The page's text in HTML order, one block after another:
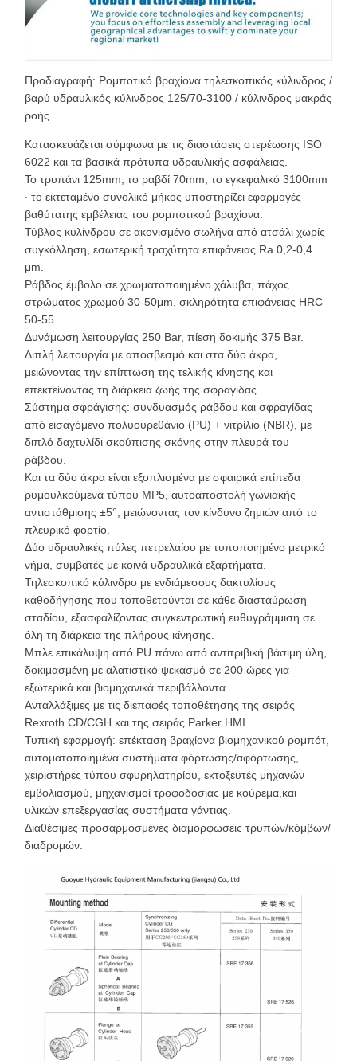
Προδιαγραφή: Ρομποτικό βραχίονα τηλεσκοπικός κύλινδρος /
βαρύ υδραυλικός κύλινδρος 125/70-3100 / κύλινδρος μακράς
ροής
Κατασκευάζεται σύμφωνα με τις διαστάσεις στερέωσης ISO
6022 και τα βασικά πρότυπα υδραυλικής ασφάλειας.
Το τρυπάνι 125mm, το ραβδί 70mm, το εγκεφαλικό 3100mm
∙ το εκτεταμένο συνολικό μήκος υποστηρίζει εφαρμογές
βαθύτατης εμβέλειας του ρομποτικού βραχίονα.
Τύβλος κυλίνδρου σε ακονισμένο σωλήνα από ατσάλι χωρίς
συγκόλληση, εσωτερική τραχύτητα επιφάνειας Ra 0,2-0,4
μm.
Ράβδος έμβολο σε χρωματοποιημένο χάλυβα, πάχος
στρώματος χρωμού 30-50μm, σκληρότητα επιφάνειας HRC
50-55.
Δυνάμωση λειτουργίας 250 Bar, πίεση δοκιμής 375 Bar.
Διπλή λειτουργία με αποσβεσμό και στα δύο άκρα,
μειώνοντας την επίπτωση της τελικής κίνησης και
επεκτείνοντας τη διάρκεια ζωής της σφραγίδας.
Σύστημα σφράγισης: συνδυασμός ράβδου και σφραγίδας
από εισαγόμενο πολυουρεθάνιο (PU) + νιτρίλιο (NBR), με
διπλό δαχτυλίδι σκούπισης σκόνης στην πλευρά του
ράβδου.
Και τα δύο άκρα είναι εξοπλισμένα με σφαιρικά επίπεδα
ρυμουλκούμενα τύπου MP5, αυτοαποστολή γωνιακής
αντιστάθμισης ±5°, μειώνοντας τον κίνδυνο ζημιών από το
πλευρικό φορτίο.
Δύο υδραυλικές πύλες πετρελαίου με τυποποιημένο μετρικό
νήμα, συμβατές με κοινά υδραυλικά εξαρτήματα.
Τηλεσκοπικό κύλινδρο με ενδιάμεσους δακτυλίους
καθοδήγησης που τοποθετούνται σε κάθε διασταύρωση
σταδίου, εξασφαλίζοντας συγκεντρωτική ευθυγράμμιση σε
όλη τη διάρκεια της πλήρους κίνησης.
Μπλε επικάλυψη από PU πάνω από αντιτριβική βάσιμη ύλη,
δοκιμασμένη με αλατιστικό ψεκασμό σε 200 ώρες για
εξωτερικά και βιομηχανικά περιβάλλοντα.
Ανταλλάξιμες με τις διεπαφές τοποθέτησης της σειράς
Rexroth CD/CGH και της σειράς Parker HMI.
Τυπική εφαρμογή: επέκταση βραχίονα βιομηχανικού ρομπότ,
αυτοματοποιημένα συστήματα φόρτωσης/αφόρτωσης,
χειριστήρες τύπου σφυρηλατηρίου, εκτοξευτές μηχανών
εμβολιασμού, μηχανισμοί τροφοδοσίας με κούρεμα,και
υλικών επεξεργασίας συστήματα γάντιας.
Διαθέσιμες προσαρμοσμένες διαμορφώσεις τρυπών/κόμβων/
διαδρομών.